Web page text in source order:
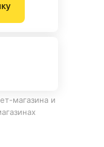
магазина и